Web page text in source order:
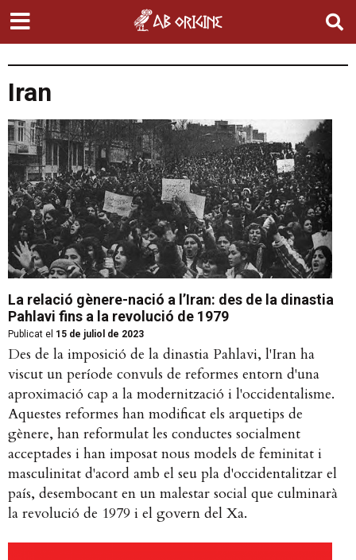
Iran
La relació gènere-nació a l’Iran: des de la dinastia
Pahlavi fins a la revolució de 1979
Publicat el 15 de juliol de 2023
Des de la imposició de la dinastia Pahlavi, l'Iran ha
viscut un període convuls de reformes entorn d'una
aproximació cap a la modernització i l'occidentalisme.
Aquestes reformes han modificat els arquetips de
gènere, han reformulat les conductes socialment
acceptades i han imposat nous models de feminitat i
masculinitat d'acord amb el seu pla d'occidentalitzar el
país, desembocant en un malestar social que culminarà
la revolució de 1979 i el govern del Xa.